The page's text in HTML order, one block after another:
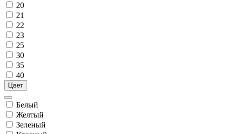
20
21
22
23
25
30
35
40
Цвет
Белый
Желтый
Зеленый